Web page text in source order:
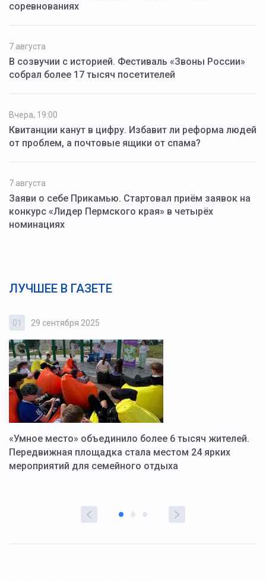
соревнованиях
7 августа
В созвучии с историей. Фестиваль «Звоны России»
собрал более 17 тысяч посетителей
Вчера, 19:00
Квитанции канут в цифру. Избавит ли реформа людей
от проблем, а почтовые ящики от спама?
7 августа
Заяви о себе Прикамью. Стартовал приём заявок на
конкурс «Лидер Пермского края» в четырёх
номинациях
ЛУЧШЕЕ В ГАЗЕТЕ
01 29 сентября 2025
«Умное место» объединило более 6 тысяч жителей.
Передвижная площадка стала местом 24 ярких
мероприятий для семейного отдыха